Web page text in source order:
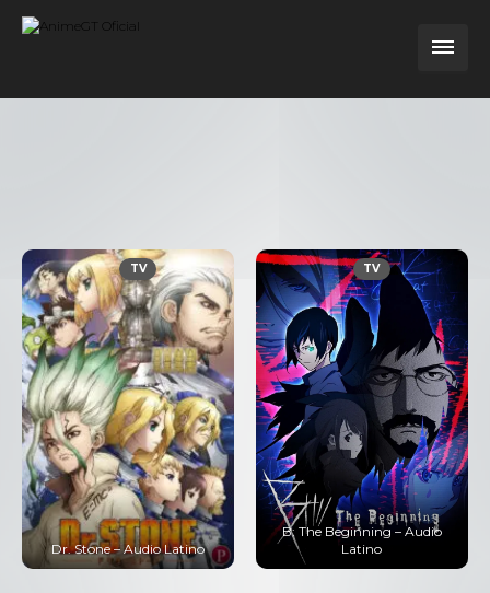
TV
Dr. Stone – Audio Latino
TV
B: The Beginning – Audio
Latino